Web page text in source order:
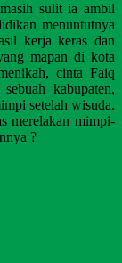
sulit ia ambil
menuntutnya
kerja keras dan
mapan di kota
cinta Faiq
kabupaten,
setelah wisuda.
merelakan mimpi-
?